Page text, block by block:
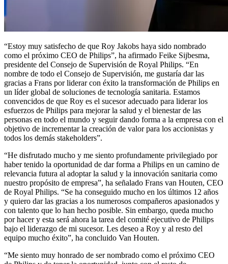
“Estoy muy satisfecho de que Roy Jakobs haya sido nombrado
como el próximo CEO de Philips”, ha afirmado Feike Sijbesma,
presidente del Consejo de Supervisión de Royal Philips. “En
nombre de todo el Consejo de Supervisión, me gustaría dar las
gracias a Frans por liderar con éxito la transformación de Philips en
un líder global de soluciones de tecnología sanitaria. Estamos
convencidos de que Roy es el sucesor adecuado para liderar los
esfuerzos de Philips para mejorar la salud y el bienestar de las
personas en todo el mundo y seguir dando forma a la empresa con el
objetivo de incrementar la creación de valor para los accionistas y
todos los demás stakeholders”.
“He disfrutado mucho y me siento profundamente privilegiado por
haber tenido la oportunidad de dar forma a Philips en un camino de
relevancia futura al adoptar la salud y la innovación sanitaria como
nuestro propósito de empresa”, ha señalado Frans van Houten, CEO
de Royal Philips. “Se ha conseguido mucho en los últimos 12 años
y quiero dar las gracias a los numerosos compañeros apasionados y
con talento que lo han hecho posible. Sin embargo, queda mucho
por hacer y esta será ahora la tarea del comité ejecutivo de Philips
bajo el liderazgo de mi sucesor. Les deseo a Roy y al resto del
equipo mucho éxito”, ha concluido Van Houten.
“Me siento muy honrado de ser nombrado como el próximo CEO